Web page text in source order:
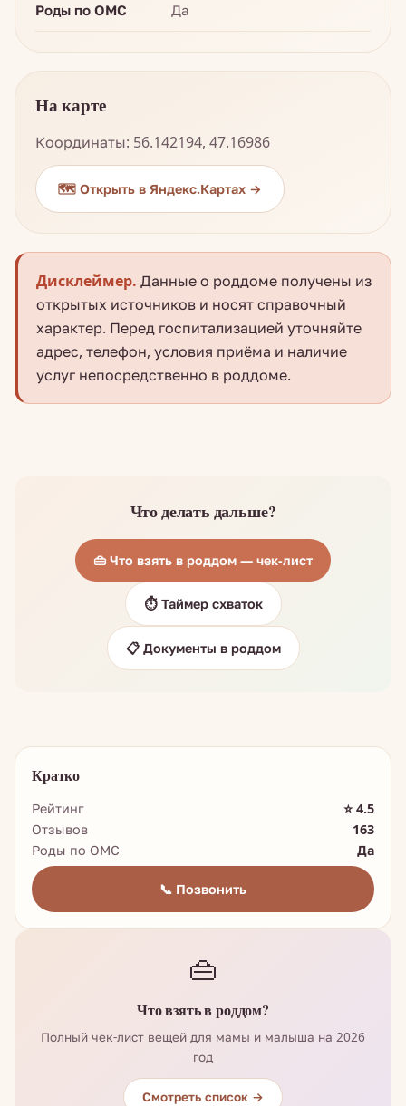
Роды по ОМС Да
На карте
Координаты: 56.142194, 47.16986
🗺️ Открыть в Яндекс.Картах →
Дисклеймер. Данные о роддоме получены из
открытых источников и носят справочный
характер. Перед госпитализацией уточняйте
адрес, телефон, условия приёма и наличие
услуг непосредственно в роддоме.
Кратко
Рейтинг
⭐ 4.5
Отзывов
163
Роды по ОМС
Да
📞 Позвонить
👜
Что взять в роддом?
Полный чек-лист вещей для мамы и малыша на 2026
год
Смотреть список →
Что делать дальше?
👜 Что взять в роддом — чек-лист
⏱️ Таймер схваток
📋 Документы в роддом